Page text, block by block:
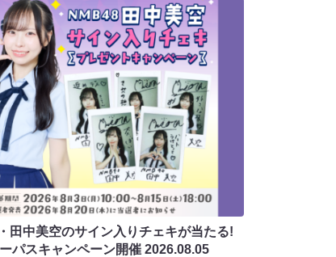
田中美空のサイン入りチェキが当たる!
パスキャンペーン開催 2026.08.05